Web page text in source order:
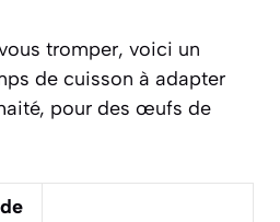
tromper, voici un
de cuisson à adapter
pour des œufs de